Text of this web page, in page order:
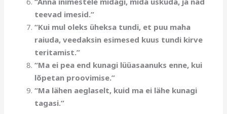
teevad imesid.”
“Kui mul oleks üheksa tundi, et puu maha
raiuda, veedaksin esimesed kuus tundi kirve
teritamist.”
“Ma ei pea end kunagi lüüasaanuks enne, kui
lõpetan proovimise.”
“Ma lähen aeglaselt, kuid ma ei lähe kunagi
tagasi.”